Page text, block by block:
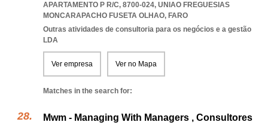
APARTAMENTO P R/C, 8700-024, UNIAO FREGUESIAS
MONCARAPACHO FUSETA OLHAO, FARO
Outras atividades de consultoria para os negócios e a gestão
LDA
Ver empresa Ver no Mapa
Matches in the search for:
Mwm - Managing With Managers , Consultores